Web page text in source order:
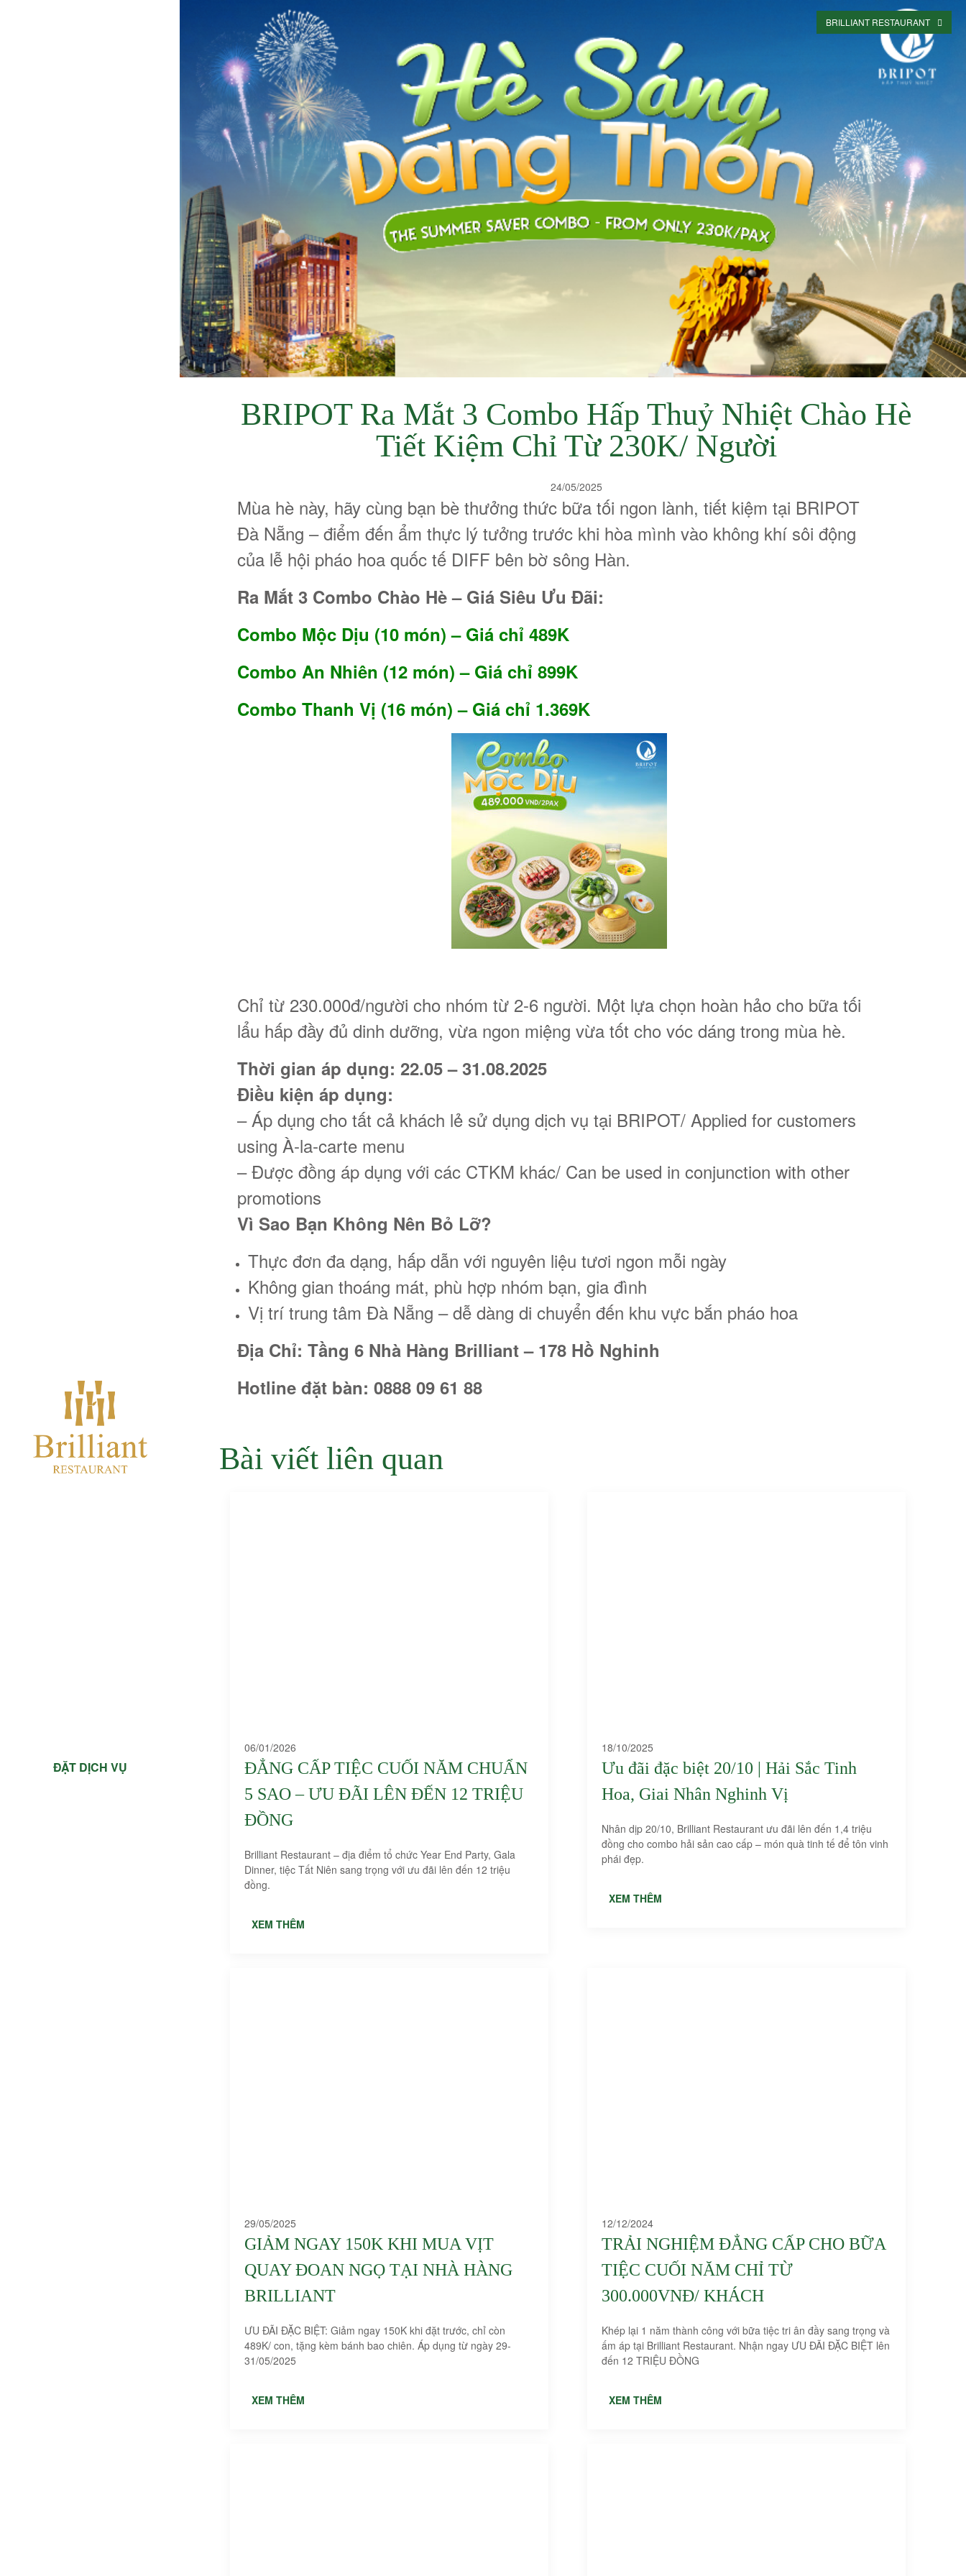
BRILLIANT RESTAURANT
ĐẶT DỊCH VỤ
BRIPOT Ra Mắt 3 Combo Hấp Thuỷ Nhiệt Chào Hè
Tiết Kiệm Chỉ Từ 230K/ Người
24/05/2025
Mùa hè này, hãy cùng bạn bè thưởng thức bữa tối ngon lành, tiết kiệm tại BRIPOT
Đà Nẵng – điểm đến ẩm thực lý tưởng trước khi hòa mình vào không khí sôi động
của lễ hội pháo hoa quốc tế DIFF bên bờ sông Hàn.
Ra Mắt 3 Combo Chào Hè – Giá Siêu Ưu Đãi:
Combo Mộc Dịu (10 món) – Giá chỉ 489K
Combo An Nhiên (12 món) – Giá chỉ 899K
Combo Thanh Vị (16 món) – Giá chỉ 1.369K
Chỉ từ 230.000đ/người cho nhóm từ 2-6 người. Một lựa chọn hoàn hảo cho bữa tối
lẩu hấp đầy đủ dinh dưỡng, vừa ngon miệng vừa tốt cho vóc dáng trong mùa hè.
Thời gian áp dụng: 22.05 – 31.08.2025
Điều kiện áp dụng:
– Áp dụng cho tất cả khách lẻ sử dụng dịch vụ tại BRIPOT/ Applied for customers
using À-la-carte menu
– Được đồng áp dụng với các CTKM khác/ Can be used in conjunction with other
promotions
Vì Sao Bạn Không Nên Bỏ Lỡ?
Thực đơn đa dạng, hấp dẫn với nguyên liệu tươi ngon mỗi ngày
Không gian thoáng mát, phù hợp nhóm bạn, gia đình
Vị trí trung tâm Đà Nẵng – dễ dàng di chuyển đến khu vực bắn pháo hoa
Địa Chỉ: Tầng 6 Nhà Hàng Brilliant – 178 Hồ Nghinh
Hotline đặt bàn: 0888 09 61 88
Bài viết liên quan
06/01/2026
ĐẲNG CẤP TIỆC CUỐI NĂM CHUẨN
5 SAO – ƯU ĐÃI LÊN ĐẾN 12 TRIỆU
ĐỒNG
Brilliant Restaurant – địa điểm tổ chức Year End Party, Gala
Dinner, tiệc Tất Niên sang trọng với ưu đãi lên đến 12 triệu
đồng.
XEM THÊM
18/10/2025
Ưu đãi đặc biệt 20/10 | Hải Sắc Tinh
Hoa, Giai Nhân Nghinh Vị
Nhân dịp 20/10, Brilliant Restaurant ưu đãi lên đến 1,4 triệu
đồng cho combo hải sản cao cấp – món quà tinh tế để tôn vinh
phái đẹp.
XEM THÊM
29/05/2025
GIẢM NGAY 150K KHI MUA VỊT
QUAY ĐOAN NGỌ TẠI NHÀ HÀNG
BRILLIANT
ƯU ĐÃI ĐẶC BIỆT: Giảm ngay 150K khi đặt trước, chỉ còn
489K/ con, tặng kèm bánh bao chiên. Áp dụng từ ngày 29-
31/05/2025
XEM THÊM
12/12/2024
TRẢI NGHIỆM ĐẲNG CẤP CHO BỮA
TIỆC CUỐI NĂM CHỈ TỪ
300.000VNĐ/ KHÁCH
Khép lại 1 năm thành công với bữa tiệc tri ân đầy sang trọng và
ấm áp tại Brilliant Restaurant. Nhận ngay ƯU ĐÃI ĐẶC BIỆT lên
đến 12 TRIỆU ĐỒNG
XEM THÊM